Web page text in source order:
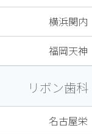
横浜関内
福岡天神
リボン歯
名古屋栄